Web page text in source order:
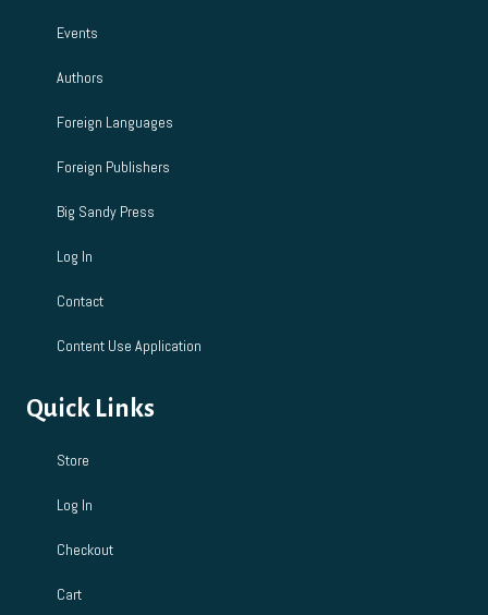
Events
Authors
Foreign Languages
Foreign Publishers
Big Sandy Press
Log In
Contact
Content Use Application
Quick Links
Store
Log In
Checkout
Cart